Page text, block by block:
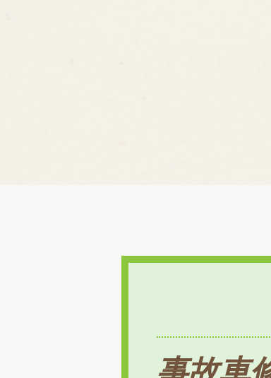
事故車